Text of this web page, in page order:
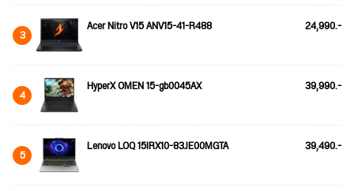
3 Acer Nitro V15 ANV15-41-R488 24,990.-
4 HyperX OMEN 15-gb0045AX 39,990.-
5 Lenovo LOQ 15IRX10-83JE00MGTA 39,490.-